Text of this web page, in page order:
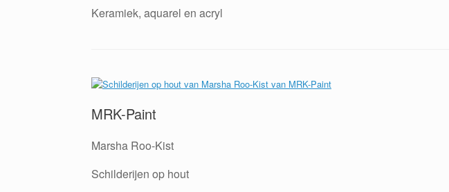
Keramiek, aquarel en acryl
MRK-Paint
Marsha Roo-Kist
Schilderijen op hout